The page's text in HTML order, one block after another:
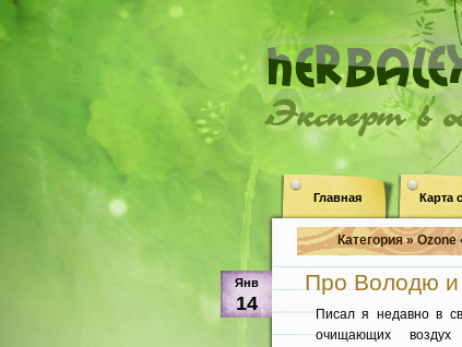
Эксперт в
Главная Карта
Категория » Ozone
Янв
14
Про Володю и
Писал я недавно в
очищающих воздух